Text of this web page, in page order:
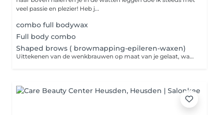
veel passie en plezier! Heb j...
combo full bodywax
Full body combo
Shaped brows ( browmapping-epileren-waxen)
Uittekenen van de wenkbrauwen op maat van je gelaat, waxen en epileren.